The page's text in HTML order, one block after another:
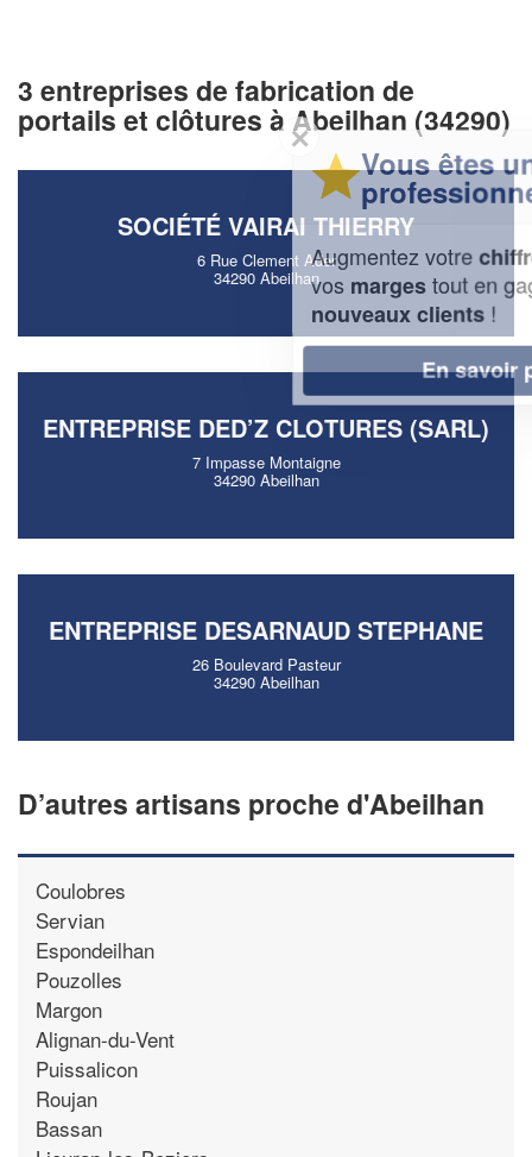
3 entreprises de fabrication de
portails et clôtures à Abeilhan (34290)
SOCIÉTÉ VAIRAI THIERRY
6 Rue Clement Ader
34290 Abeilhan
ENTREPRISE DED’Z CLOTURES (SARL)
7 Impasse Montaigne
34290 Abeilhan
ENTREPRISE DESARNAUD STEPHANE
26 Boulevard Pasteur
34290 Abeilhan
D’autres artisans proche d'Abeilhan
Coulobres
Servian
Espondeilhan
Pouzolles
Margon
Alignan-du-Vent
Puissalicon
Roujan
Bassan
✕
Vous êtes un
professionnel ?
Augmentez votrechiffre d'affaireset
margestout en gagnant de
nouveaux clients!
En savoir plus